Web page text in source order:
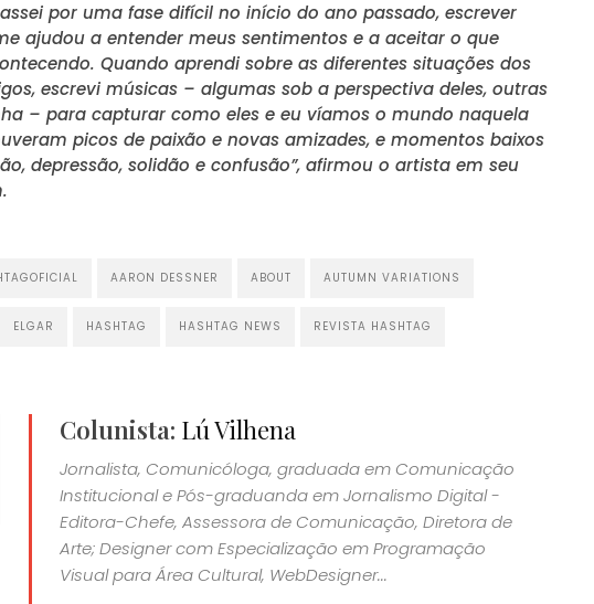
por uma fase difícil no início do ano passado, escrever
ajudou a entender meus sentimentos e a aceitar o que
Quando aprendi sobre as diferentes situações dos
escrevi músicas – algumas sob a perspectiva deles, outras
– para capturar como eles e eu víamos o mundo naquela
picos de paixão e novas amizades, e momentos baixos
depressão, solidão e confusão”, afirmou o artista em seu
AARON DESSNER ABOUT AUTUMN VARIATIONS
ELGAR HASHTAG HASHTAG NEWS REVISTA HASHTAG
Colunista: Lú Vilhena
Jornalista, Comunicóloga, graduada em Comunicação
Institucional e Pós-graduanda em Jornalismo Digital -
Editora-Chefe, Assessora de Comunicação, Diretora de
Arte; Designer com Especialização em Programação
Visual para Área Cultural, WebDesigner...